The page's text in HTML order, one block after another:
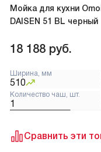
Сравнить эти
Мойка для кухни
DAISEN 51 BL черный
18 188 руб.
Ширина, мм
510
Количество чаш, шт.
1